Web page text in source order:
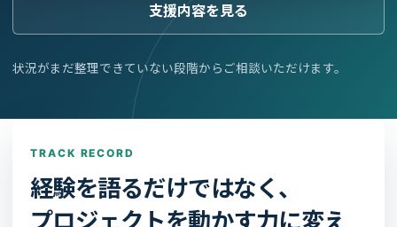
支援内容を見る
状況がまだ整理できていない段階からご相談いただけます。
TRACK RECORD
経験を語るだけではなく、
プロジェクトを動かす力に変え